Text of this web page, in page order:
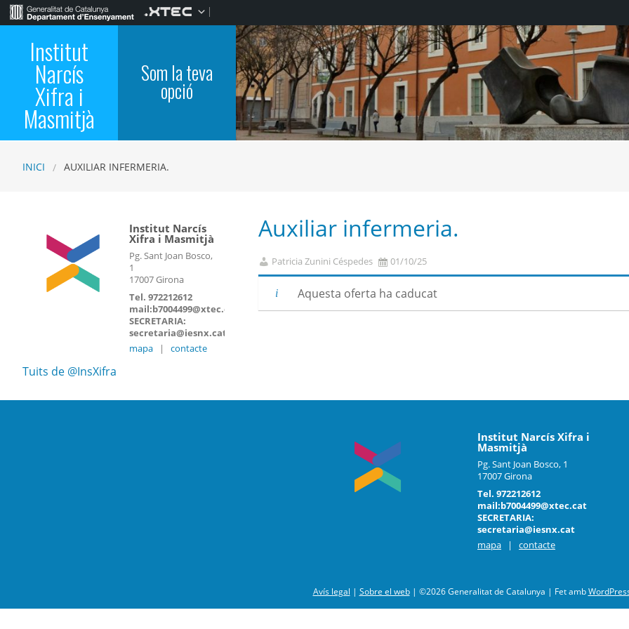
Institut
Narcís
Xifra i
Masmitjà
Som la teva
opció
INICI AUXILIAR INFERMERIA.
Auxiliar infermeria.
Patricia Zunini Céspedes 01/10/25
Aquesta oferta ha caducat
Institut Narcís
Xifra i Masmitjà
Pg. Sant Joan Bosco,
1
17007 Girona
Tel. 972212612
mail:b7004499@xtec.cat
SECRETARIA:
secretaria@iesnx.cat
mapa
| contacte
Tuits de @InsXifra
Institut Narcís Xifra i
Masmitjà
Pg. Sant Joan Bosco, 1
17007 Girona
Tel. 972212612
mail:b7004499@xtec.cat
SECRETARIA:
secretaria@iesnx.cat
mapa
| contacte
Avís legal | Sobre el web| ©2026 Generalitat de Catalunya | Fet amb